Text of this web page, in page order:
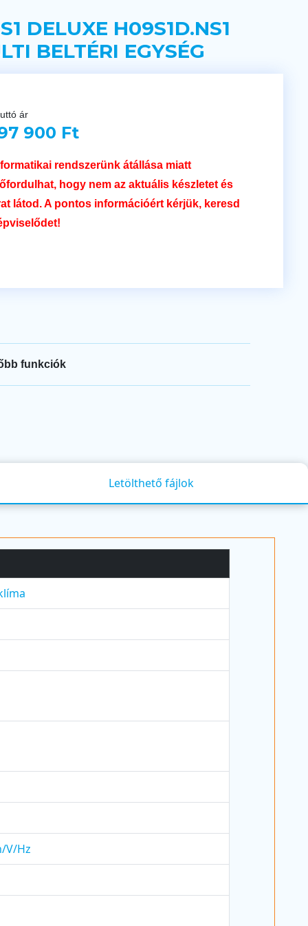
DELUXE H09S1D.NS1
BELTÉRI EGYSÉG
ár
900 Ft
rendszerünk átállása miatt
hogy nem az aktuális készletet és
látod. A pontos információért kérjük, keresd
funkciók
Letölthető fájlok
V/Hz